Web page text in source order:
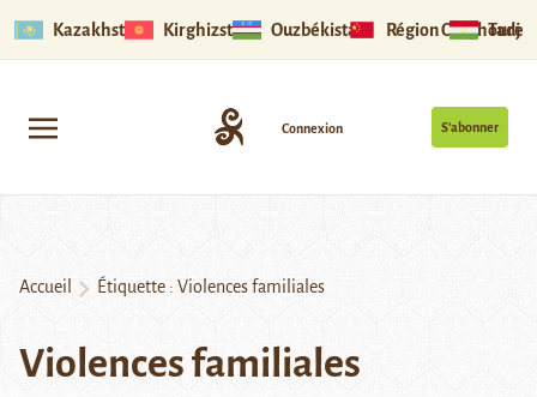
Kazakhstan Kirghizstan Ouzbékistan Région Ouïghoure
S’abonner
Connexion
Accueil Étiquette : Violences familiales
Violences familiales